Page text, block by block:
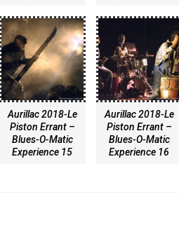
Aurillac 2018-Le
Piston Errant –
Blues-O-Matic
Experience 15
Aurillac 2018-Le
Piston Errant –
Blues-O-Matic
Experience 16